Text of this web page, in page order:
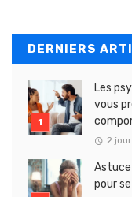
DERNIERS
Les
vous
2
pour